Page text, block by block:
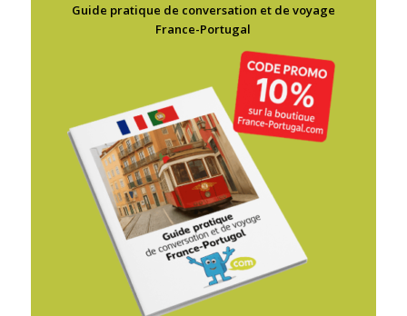
Guide pratique de conversation et de voyage
France-Portugal